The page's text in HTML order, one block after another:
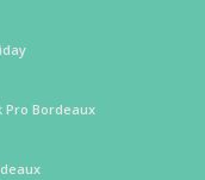
Pro Bordeaux